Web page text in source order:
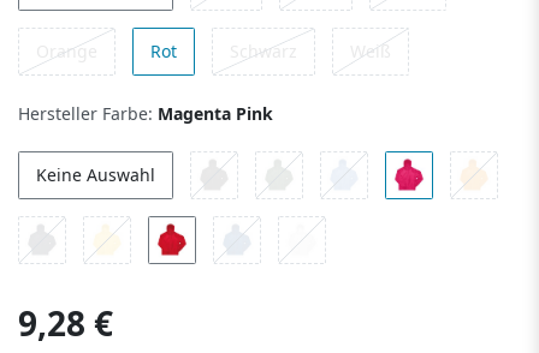
Orange Rot Schwarz Weiß
Hersteller Farbe: Magenta Pink
Keine Auswahl
9,28 €